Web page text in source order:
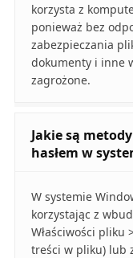
korzysta z
ponieważ bez
zabezpieczania
dokumenty i inne
zagrożone.
Jakie są
hasłem w
W systemie
korzystając z
Właściwości pliku
treści w pliku) lub